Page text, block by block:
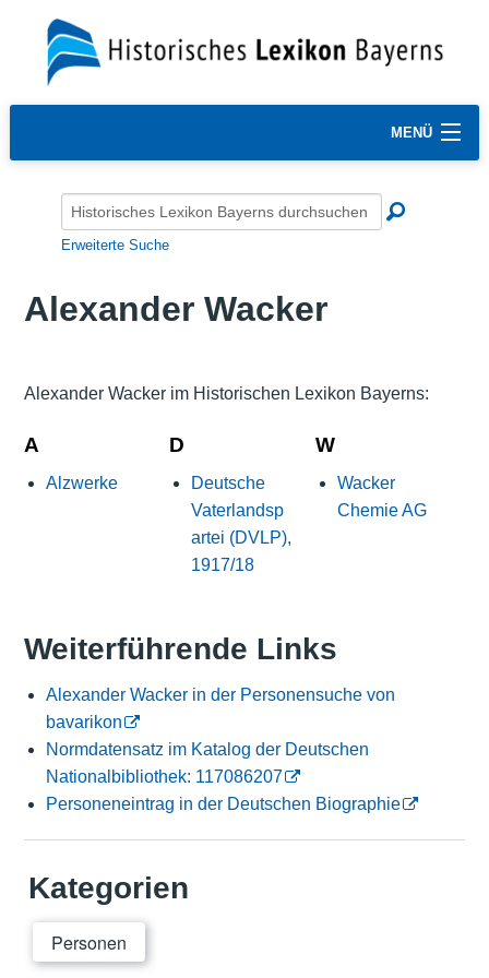
MENÜ
Erweiterte Suche
Alexander Wacker
Alexander Wacker im Historischen Lexikon Bayerns:
A
Alzwerke
D
Deutsche
Vaterlandsp
artei (DVLP),
1917/18
W
Wacker
Chemie AG
Weiterführende Links
Alexander Wacker in der Personensuche von
bavarikon
Normdatensatz im Katalog der Deutschen
Nationalbibliothek: 117086207
Personeneintrag in der Deutschen Biographie
Kategorien
Personen